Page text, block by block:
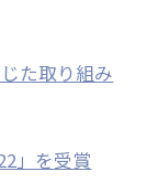
た取り組み
」を受賞